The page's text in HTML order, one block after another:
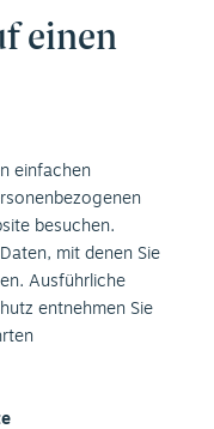
einen
einfachen
besuchen.
mit denen Sie
Ausführliche
entnehmen Sie